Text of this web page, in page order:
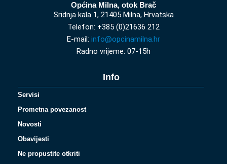
Općina Milna, otok Brač
Sridnja kala 1, 21405 Milna, Hrvatska
Telefon: +385 (0)21636 212
E-mail: info@opcinamilna.hr
Radno vrijeme: 07-15h
Info
Servisi
Prometna povezanost
Novosti
Obavijesti
Ne propustite otkriti